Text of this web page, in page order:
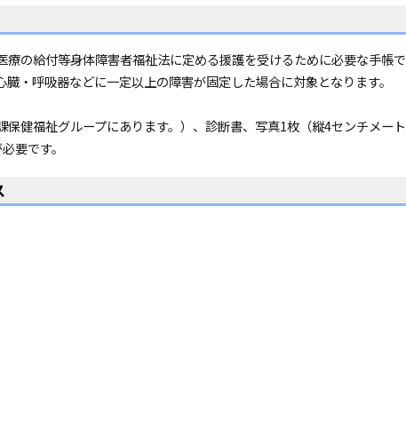
の給付等身体障害者福祉法に定める援護を受けるために必要な手帳で
・呼吸器などに一定以上の障害が固定した場合に対象となります。
健福祉グループにあります。）、診断書、写真1枚（縦4センチメート
要です。